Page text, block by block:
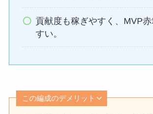
貢献度も稼ぎやすく、MVP
すい。
この編成のデメリット